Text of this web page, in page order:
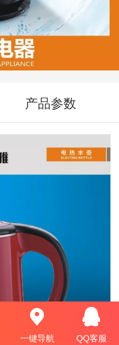
产品参数
一键导航 QQ客服